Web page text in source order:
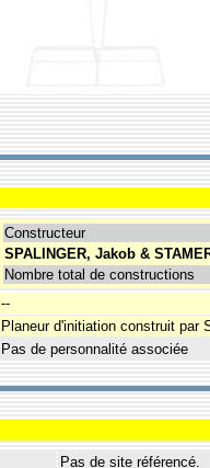
Constructeur
SPALINGER, Jakob &
Nombre total de constructions
--
Planeur d'initiation construit par
Pas de personnalité associée
Pas de site référencé.